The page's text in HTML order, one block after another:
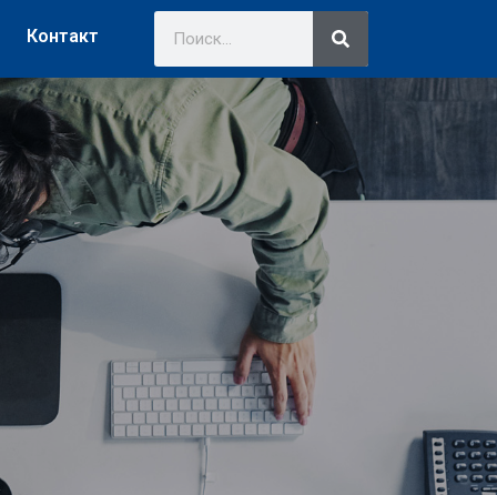
Контакт